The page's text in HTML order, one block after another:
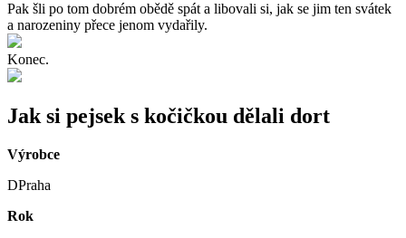
Pak šli po tom dobrém obědě spát a libovali si, jak se jim ten svátek
a narozeniny přece jenom vydařily.
Konec.
Jak si pejsek s kočičkou dělali dort
Výrobce
DPraha
Rok